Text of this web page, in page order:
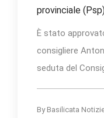
provinciale
È stato
consigliere
seduta del
By Basilicata